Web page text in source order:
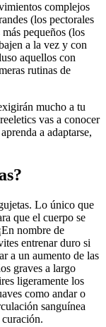
complejos
(los pectorales
pequeños (los
a la vez y con
aquellos con
rutinas de
mucho a tu
vas a conocer
a adaptarse,
Lo único que
que el cuerpo se
nombre de
entrenar duro si
a un aumento de las
graves a largo
ligeramente los
como andar o
sanguínea